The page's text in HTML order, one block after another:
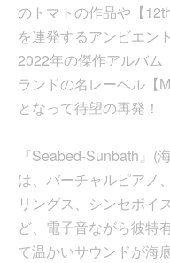
のトマトの作品や【
を連発するアンビエン
2022年の傑作アルバム
ランドの名レーベル【
となって待望の再発！
『Seabed-Sunbath』(
は、バーチャルピアノ
リングス、シンセボイ
ど、電子音ながら彼特
て温かいサウンドが海